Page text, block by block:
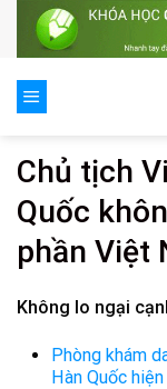
Chủ tịch
Quốc
phần Việt
Không lo ngại
Phòng khám
Hàn Quốc